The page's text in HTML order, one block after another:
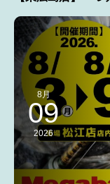
8月
09
2026